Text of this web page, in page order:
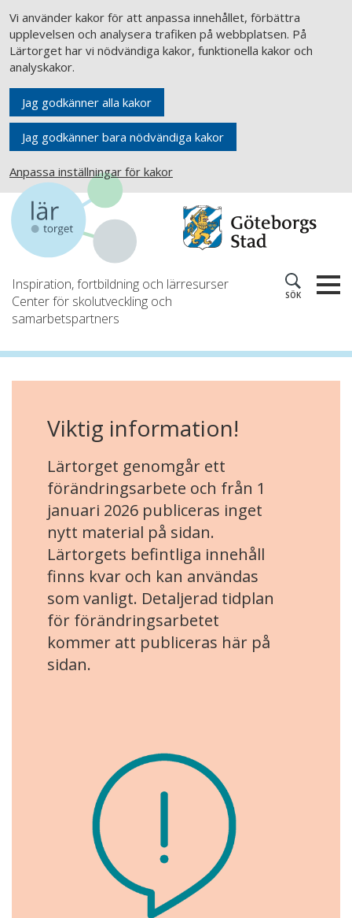
Vi använder kakor för att anpassa innehållet, förbättra
upplevelsen och analysera trafiken på webbplatsen. På
Lärtorget har vi nödvändiga kakor, funktionella kakor och
analyskakor.
Jag godkänner alla kakor
Jag godkänner bara nödvändiga kakor
Anpassa inställningar för kakor
Inspiration, fortbildning och lärresurser
Center för skolutveckling och
samarbetspartners
SÖK
Viktig information!
Lärtorget genomgår ett
förändringsarbete och från 1
januari 2026 publiceras inget
nytt material på sidan.
Lärtorgets befintliga innehåll
finns kvar och kan användas
som vanligt. Detaljerad tidplan
för förändringsarbetet
kommer att publiceras här på
sidan.